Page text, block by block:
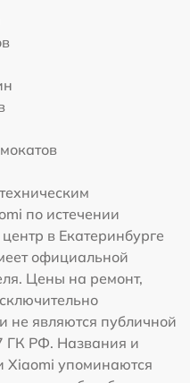
по истечении
в Екатеринбурге
официальной
Цены на ремонт,
не являются публичной
ГК РФ. Названия и
Xiaomi упоминаются